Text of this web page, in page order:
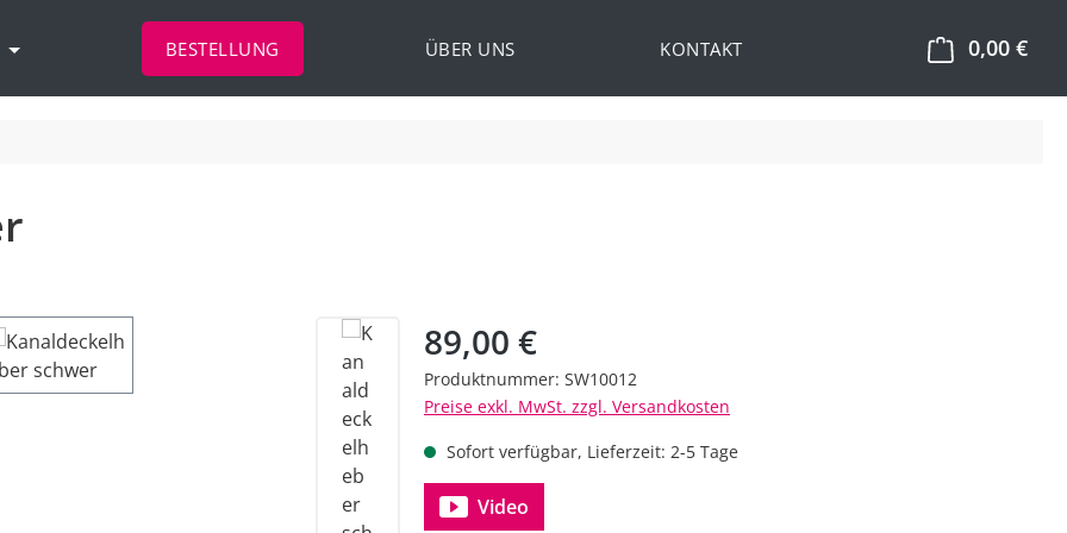
BESTELLUNG ÜBER UNS KONTAKT 0,00 €
Regulärer Preis:
89,00 €
Produktnummer: SW10012
Preise exkl. MwSt. zzgl. Versandkosten
Sofort verfügbar, Lieferzeit: 2-5 Tage
Video